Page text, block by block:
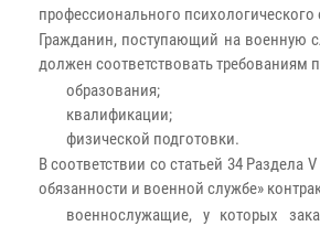
профессионального психологического
Гражданин, поступающий на военную
должен соответствовать требованиям
образования;
квалификации;
физической подготовки.
В соответствии со статьей 34
обязанности и военной службе»
военнослужащие, у которых